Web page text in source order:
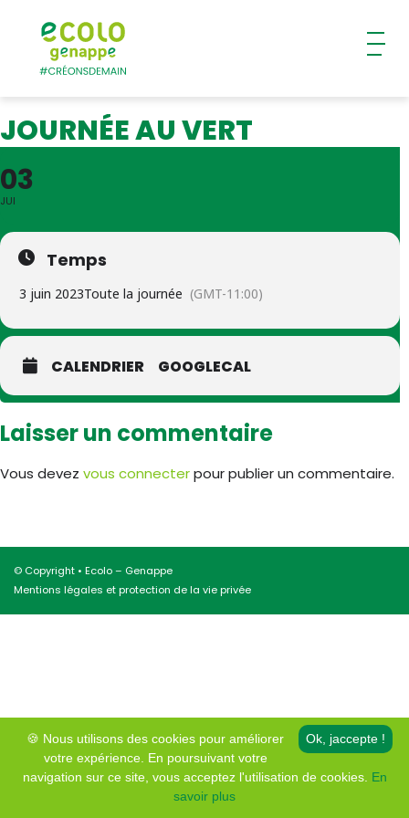
Ecolo – Genappe
JOURNÉE AU VERT
03
JUI
Temps
3 juin 2023Toute la journée (GMT-11:00)
CALENDRIER GOOGLECAL
Laisser un commentaire
Vous devez vous connecterpour publier un commentaire.
© Copyright • Ecolo – Genappe
Mentions légales et protection de la vie privée
Ok, jaccepte !
🍪 Nous utilisons des cookies pour améliorer
votre expérience. En poursuivant votre
navigation sur ce site, vous acceptez l'utilisation de cookies. En
savoir plus